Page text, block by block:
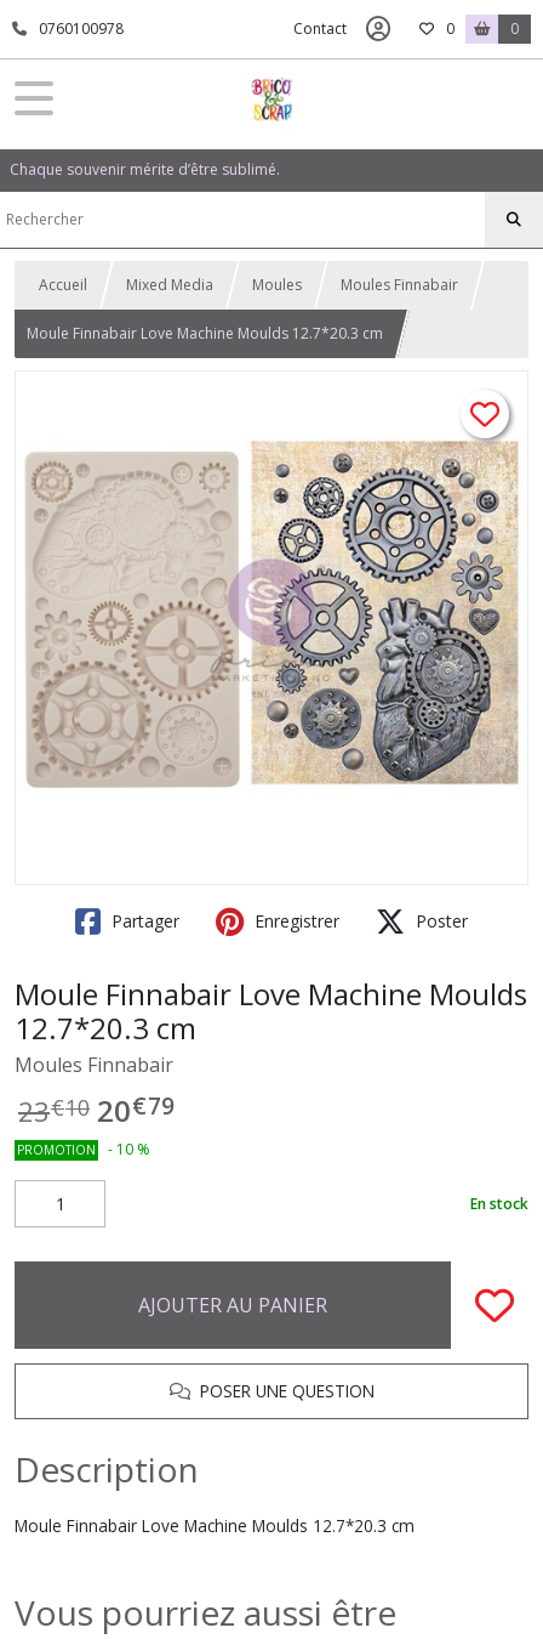
0760100978 Contact 0 0
Chaque souvenir mérite d’être sublimé.
Accueil Mixed Media Moules Moules Finnabair
Moule Finnabair Love Machine Moulds 12.7*20.3 cm
Partager Enregistrer Poster
Moule Finnabair Love Machine Moulds
12.7*20.3 cm
Moules Finnabair
23€10 20€79
PROMOTION - 10 %
En stock
AJOUTER AU PANIER
POSER UNE QUESTION
Description
Moule Finnabair Love Machine Moulds 12.7*20.3 cm
Vous pourriez aussi être